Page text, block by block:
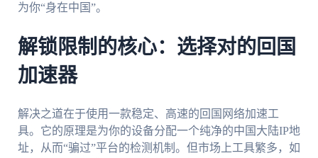
为你“身在中国”。
解锁限制的核心：选择对的回国
加速器
解决之道在于使用一款稳定、高速的回国网络加速工
具。它的原理是为你的设备分配一个纯净的中国大陆IP地
址，从而“骗过”平台的检测机制。但市场上工具繁多，如